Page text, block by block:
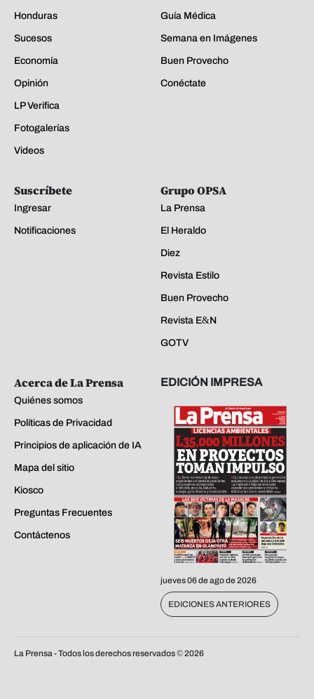
Honduras
Sucesos
Economía
Opinión
LP Verifica
Fotogalerías
Videos
Guía Médica
Semana en Imágenes
Buen Provecho
Conéctate
Suscríbete
Ingresar
Notificaciones
Grupo OPSA
La Prensa
El Heraldo
Diez
Revista Estilo
Buen Provecho
Revista E&N
GOTV
Acerca de La Prensa
Quiénes somos
Políticas de Privacidad
Principios de aplicación de IA
Mapa del sitio
Kiosco
Preguntas Frecuentes
Contáctenos
EDICIÓN IMPRESA
jueves 06 de ago de 2026
EDICIONES ANTERIORES
La Prensa - Todos los derechos reservados ©2026